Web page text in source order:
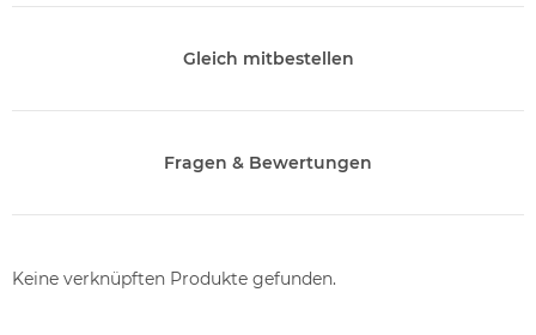
Gleich mitbestellen
Fragen & Bewertungen
Keine verknüpften Produkte gefunden.